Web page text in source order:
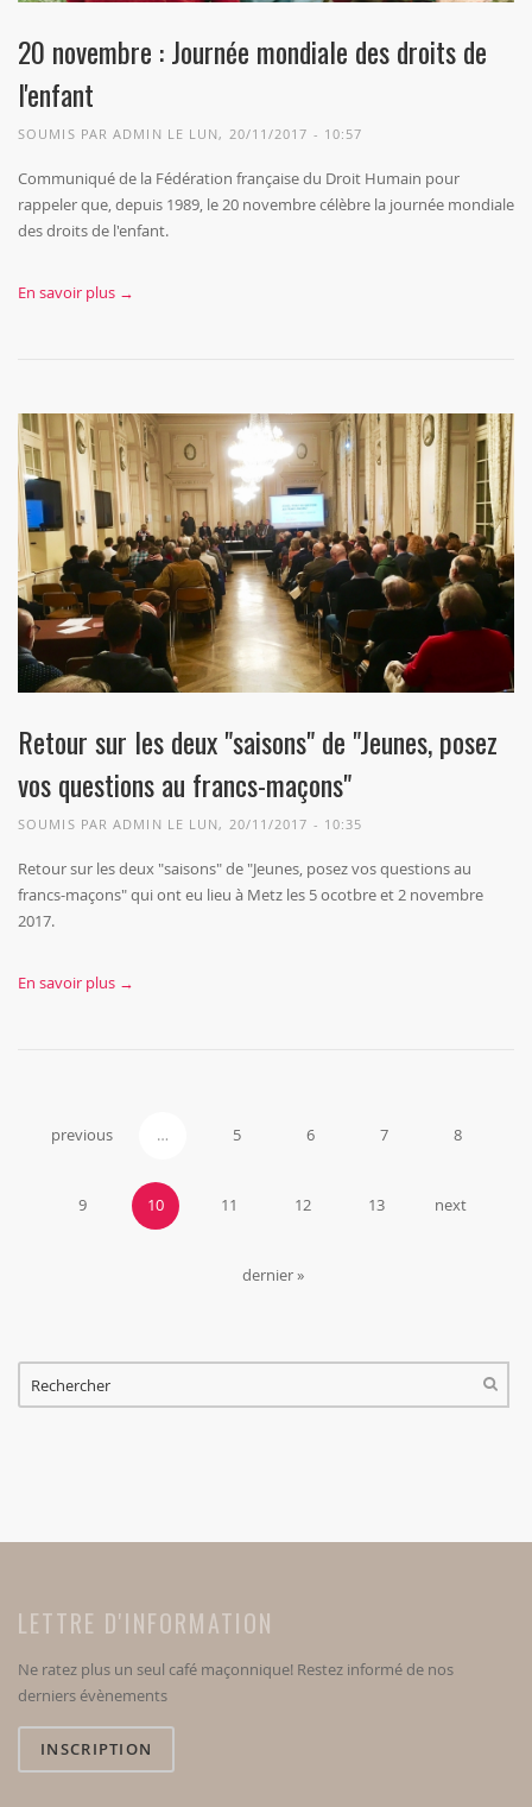
20 novembre : Journée mondiale des droits de
l'enfant
SOUMIS PARADMIN LE LUN, 20/11/2017 - 10:57
Communiqué de la Fédération française du Droit Humain pour
rappeler que, depuis 1989, le 20 novembre célèbre la journée mondiale
des droits de l'enfant.
En savoir plus →
Retour sur les deux "saisons" de "Jeunes, posez
vos questions au francs-maçons"
SOUMIS PARADMIN LE LUN, 20/11/2017 - 10:35
Retour sur les deux "saisons" de "Jeunes, posez vos questions au
francs-maçons" qui ont eu lieu à Metz les 5 ocotbre et 2 novembre
2017.
En savoir plus →
previous … 5 6 7 8
9 10 11 12 13 next
dernier »
FORMULAIRE DE RECHERCHE
LETTRE D'INFORMATION
Ne ratez plus un seul café maçonnique! Restez informé de nos
derniers évènements
INSCRIPTION